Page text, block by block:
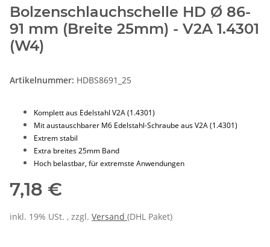
Bolzenschlauchschelle HD Ø 86-
91 mm (Breite 25mm) - V2A 1.4301
(W4)
Artikelnummer: HDBS8691_25
Komplett aus Edelstahl V2A (1.4301)
Mit austauschbarer M6 Edelstahl-Schraube aus V2A (1.4301)
Extrem stabil
Extra breites 25mm Band
Hoch belastbar, für extremste Anwendungen
7,18 €
inkl. 19% USt. , zzgl. Versand (DHL Paket)